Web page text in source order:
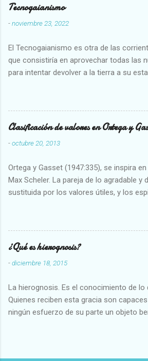
Tecnogaianismo
-noviembre 23, 2022
El Tecnogaianismo es otra de las
que consistiría en aprovechar todas las
para intentar devolver a la tierra a su
Clasificación de valores en Ortega y
-octubre 20, 2013
Ortega y Gasset (1947:335), se inspira
Max Scheler. La pareja de lo agradable y
sustituida por los valores útiles, y los
Abundante-Escaso,etc 2 VITALES
Vulgar Enérgico-Inerte Fuerte-Débil,etc. 3
Intelectuales Conocimiento-Error
Evidente-Probable,etc b) Morales
malvado Justo-Injusto Escrupuloso-
Armonioso-Inarmonioso 4 RELIGIOSOS
¿Qué es hierognosis?
-diciembre 18, 2015
La hierognosis. Es el conocimiento de lo
Quienes reciben esta gracia son
ningún esfuerzo de su parte un objeto